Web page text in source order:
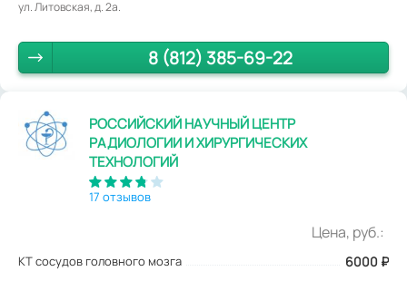
ул. Литовская, д. 2а.
8 (812) 385-69-22
РОССИЙСКИЙ НАУЧНЫЙ ЦЕНТР
РАДИОЛОГИИ И ХИРУРГИЧЕСКИХ
ТЕХНОЛОГИЙ
17 отзывов
Цена, руб.:
КТ сосудов головного мозга 6000 ₽